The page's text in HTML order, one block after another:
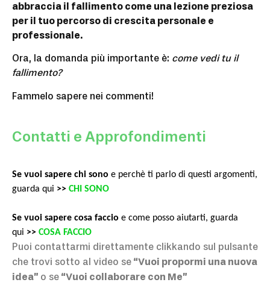
abbraccia il fallimento come una lezione preziosa
per il tuo percorso di crescita personale e
professionale.
Ora, la domanda più importante è: come vedi tu il
fallimento?
Fammelo sapere nei commenti!
Contatti e Approfondimenti
Se vuoi sapere chi sono e perchè ti parlo di questi argomenti,
guarda qui >> CHI SONO
Se vuoi sapere cosa faccio e come posso aiutarti, guarda
qui >> COSA FACCIO
Puoi contattarmi direttamente clikkando sul pulsante
che trovi sotto al video se “Vuoi propormi una nuova
idea” o se “Vuoi collaborare con Me”